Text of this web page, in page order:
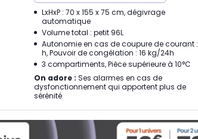
LxHxP : 70 x 155 x 75 cm, dégivrage
automatique
Volume total : petit 96L
Autonomie en cas de coupure de courant
h, Pouvoir de congélation : 16 kg/24h
3 compartiments, Pièce supérieure à 10°C
On adore : Ses alarmes en cas de
dysfonctionnement qui apportent plus de
sérénité